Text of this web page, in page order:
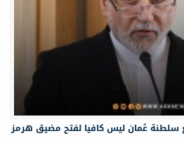
سلطنة عُمان ليس كافيا لفتح مضيق هرمز